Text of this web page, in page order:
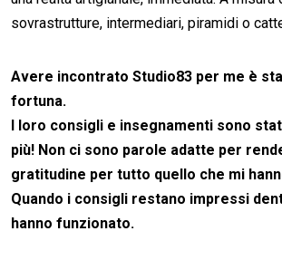
sovrastrutture, intermediari, piramidi o
Avere incontrato Studio83 per me è
fortuna.
I loro consigli e insegnamenti sono
più! Non ci sono parole adatte per
gratitudine per tutto quello che mi
Quando i consigli restano impressi
hanno funzionato.